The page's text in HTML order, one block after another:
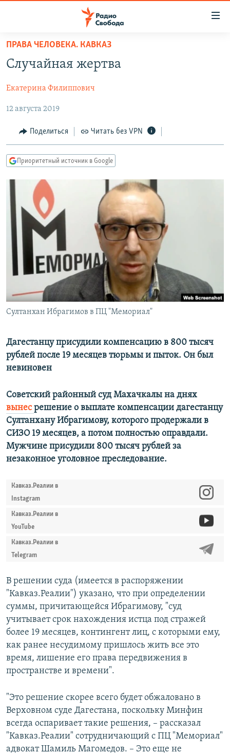
упрощенного
доступа
содержанию
Вернутся
главной
навигации
Вернутся
поиску
ПОДКАСТЫ
АВТОРСКИЕ ПРОЕКТЫ
ЦИТАТЫ СВОБОДЫ
МНЕНИЯ
КУЛЬТУРА
IDEL.РЕАЛИИ
КАВКАЗ.РЕАЛИИ
СЕВЕР.РЕАЛИИ
СИБИРЬ.РЕАЛИИ
РАСПИСАНИЕ ВЕЩАНИЯ
ПОДПИШИТЕСЬ НА РАССЫЛКУ
СОЦИАЛЬНЫЕ СЕТИ
Все сайты РСЕ/РС
ПРАВА ЧЕЛОВЕКА. КАВКАЗ
Случайная жертва
Екатерина Филиппович
12 августа 2019
Поделиться Читать без VPN
Приоритетный источник в Google
Султанхан Ибрагимов в ПЦ "Мемориал"
Дагестанцу присудили компенсацию в 800 тысяч
рублей после 19 месяцев тюрьмы и пыток. Он был
невиновен
Советский районный суд Махачкалы на днях
вынесрешение о выплате компенсации дагестанцу
Султанхану Ибрагимову, которого продержали в
СИЗО 19 месяцев, а потом полностью оправдали.
Мужчине присудили 800 тысяч рублей за
незаконное уголовное преследование.
Кавказ.Реалии в
Instagram
Кавказ.Реалии в
YouTube
Кавказ.Реалии в
Telegram
В решении суда (имеется в распоряжении
"Кавказ.Реалии") указано, что при определении
суммы, причитающейся Ибрагимову, "суд
учитывает срок нахождения истца под стражей
более 19 месяцев, контингент лиц, с которыми ему,
как ранее несудимому пришлось жить все это
время, лишение его права передвижения в
пространстве и времени".
"Это решение скорее всего будет обжаловано в
Верховном суде Дагестана, поскольку Минфин
всегда оспаривает такие решения, – рассказал
"Кавказ.Реалии" сотрудничающий с ПЦ "Мемориал"
адвокат Шамиль Магомедов. – Это еще не